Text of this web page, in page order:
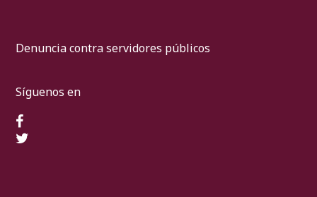
Denuncia contra servidores públicos
Síguenos en